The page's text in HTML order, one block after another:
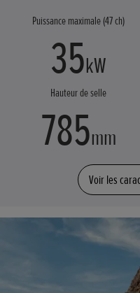
Puissance maximale (47 ch)
35kW
Hauteur de selle
785mm
Voir les